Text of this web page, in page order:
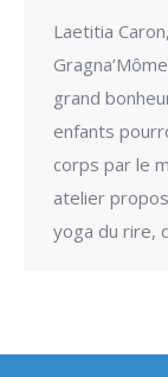
Laetitia
grand
enfants
corps par le
atelier
yoga du rire,